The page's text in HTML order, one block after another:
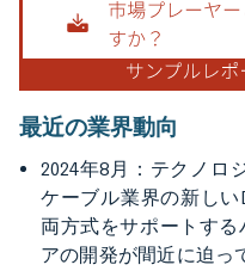
最近の業界動向
2024年8月：テクノロ
ケーブル業界の新しい
両方式をサポートす
アの開発が間近に迫っ